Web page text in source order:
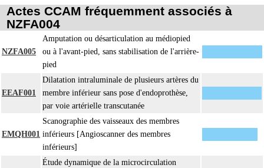
14
Comprend : réduction orthopédique itérative de fracture, avec gypsotomie de
réaxation
Tout acte thérapeutique, par arthrotomie inclut le nettoyage de l'articulation
traitée.
Tout acte thérapeutique, par arthroscopie inclut le nettoyage de l'articulation
traitée.
14 Toute arthrotomie inclut l'arthroscopie peropératoire éventuelle.
Actes CCAM fréquemment associés à
NZFA004
NZFA005
Amputation ou désarticulation au médiopied
ou à l'avant-pied, sans stabilisation de l'arrière-
pied
EEAF001
Dilatation intraluminale de plusieurs artères du
membre inférieur sans pose d'endoprothèse,
par voie artérielle transcutanée
EMQH001
Scanographie des vaisseaux des membres
inférieurs [Angioscanner des membres
inférieurs]
Étude dynamique de la microcirculation